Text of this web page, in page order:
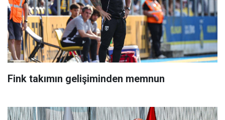
Fink takımın gelişiminden memnun